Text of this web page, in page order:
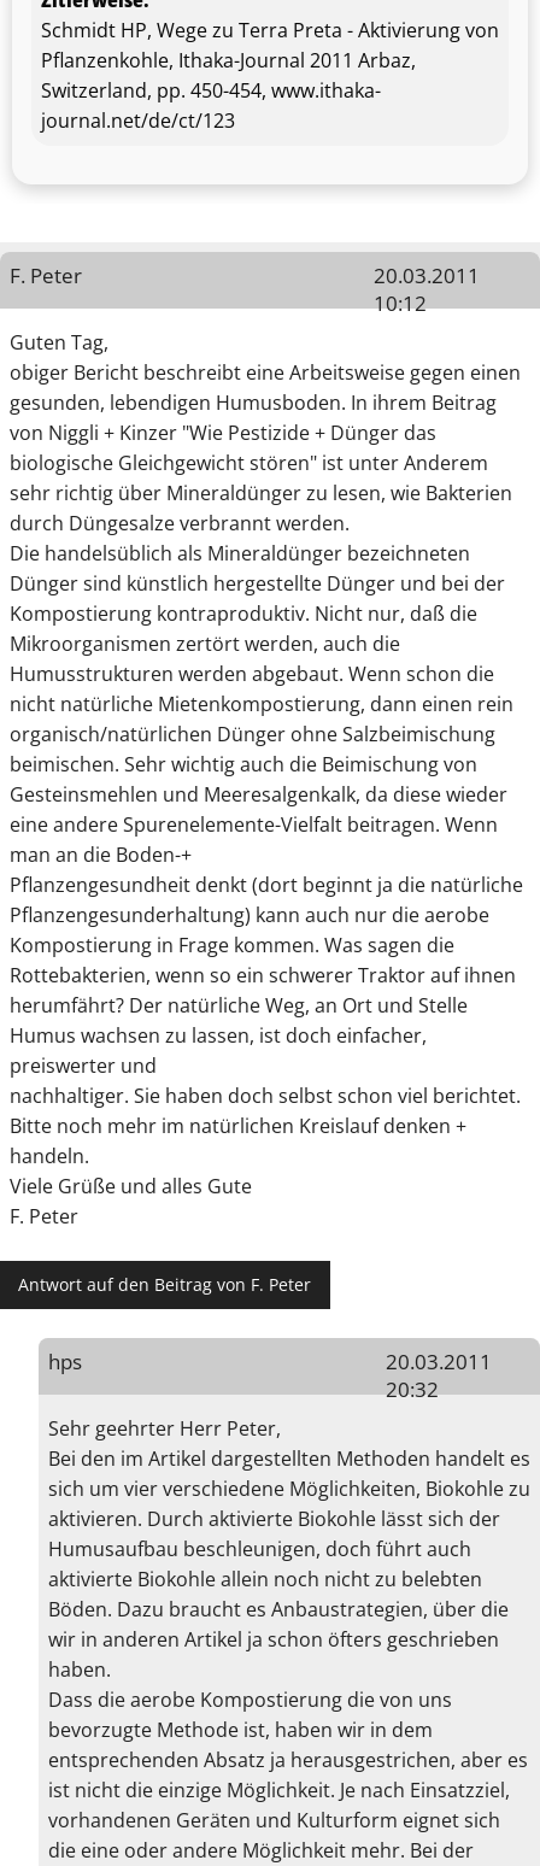
Schmidt HP, Wege zu Terra Preta - Aktivierung von
Pflanzenkohle, Ithaka-Journal 2011 Arbaz,
Switzerland, pp. 450-454, www.ithaka-
journal.net/de/ct/123
F. Peter
20.03.2011
10:12
Guten Tag,
obiger Bericht beschreibt eine Arbeitsweise gegen einen
gesunden, lebendigen Humusboden. In ihrem Beitrag
von Niggli + Kinzer "Wie Pestizide + Dünger das
biologische Gleichgewicht stören" ist unter Anderem
sehr richtig über Mineraldünger zu lesen, wie Bakterien
durch Düngesalze verbrannt werden.
Die handelsüblich als Mineraldünger bezeichneten
Dünger sind künstlich hergestellte Dünger und bei der
Kompostierung kontraproduktiv. Nicht nur, daß die
Mikroorganismen zertört werden, auch die
Humusstrukturen werden abgebaut. Wenn schon die
nicht natürliche Mietenkompostierung, dann einen rein
organisch/natürlichen Dünger ohne Salzbeimischung
beimischen. Sehr wichtig auch die Beimischung von
Gesteinsmehlen und Meeresalgenkalk, da diese wieder
eine andere Spurenelemente-Vielfalt beitragen. Wenn
man an die Boden-+
Pflanzengesundheit denkt (dort beginnt ja die natürliche
Pflanzengesunderhaltung) kann auch nur die aerobe
Kompostierung in Frage kommen. Was sagen die
Rottebakterien, wenn so ein schwerer Traktor auf ihnen
herumfährt? Der natürliche Weg, an Ort und Stelle
Humus wachsen zu lassen, ist doch einfacher,
preiswerter und
nachhaltiger. Sie haben doch selbst schon viel berichtet.
Bitte noch mehr im natürlichen Kreislauf denken +
handeln.
Viele Grüße und alles Gute
F. Peter
Antwort auf den Beitrag von F. Peter
hps
20.03.2011
20:32
Sehr geehrter Herr Peter,
Bei den im Artikel dargestellten Methoden handelt es
sich um vier verschiedene Möglichkeiten, Biokohle zu
aktivieren. Durch aktivierte Biokohle lässt sich der
Humusaufbau beschleunigen, doch führt auch
aktivierte Biokohle allein noch nicht zu belebten
Böden. Dazu braucht es Anbaustrategien, über die
wir in anderen Artikel ja schon öfters geschrieben
haben.
Dass die aerobe Kompostierung die von uns
bevorzugte Methode ist, haben wir in dem
entsprechenden Absatz ja herausgestrichen, aber es
ist nicht die einzige Möglichkeit. Je nach Einsatzziel,
vorhandenen Geräten und Kulturform eignet sich
die eine oder andere Möglichkeit mehr. Bei der